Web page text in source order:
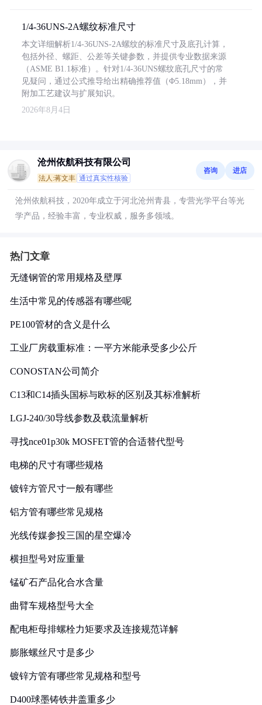
1/4-36UNS-2A螺纹标准尺寸
本文详细解析1/4-36UNS-2A螺纹的标准尺寸及底孔计算，
包括外径、螺距、公差等关键参数，并提供专业数据来源
（ASME B1.1标准）。针对1/4-36UNS螺纹底孔尺寸的常
见疑问，通过公式推导给出精确推荐值（Φ5.18mm），并
附加工艺建议与扩展知识。
2026年8月4日
沧州依航科技有限公司
法人:蒋文丰 通过真实性核验
咨询 进店
沧州依航科技，2020年成立于河北沧州青县，专营光学平台等光
学产品，经验丰富，专业权威，服务多领域。
热门文章
无缝钢管的常用规格及壁厚
生活中常见的传感器有哪些呢
PE100管材的含义是什么
工业厂房载重标准：一平方米能承受多少公斤
CONOSTAN公司简介
C13和C14插头国标与欧标的区别及其标准解析
LGJ-240/30导线参数及载流量解析
寻找nce01p30k MOSFET管的合适替代型号
电梯的尺寸有哪些规格
镀锌方管尺寸一般有哪些
铝方管有哪些常见规格
光线传媒参投三国的星空爆冷
横担型号对应重量
锰矿石产品化合水含量
曲臂车规格型号大全
配电柜母排螺栓力矩要求及连接规范详解
膨胀螺丝尺寸是多少
镀锌方管有哪些常见规格和型号
D400球墨铸铁井盖重多少